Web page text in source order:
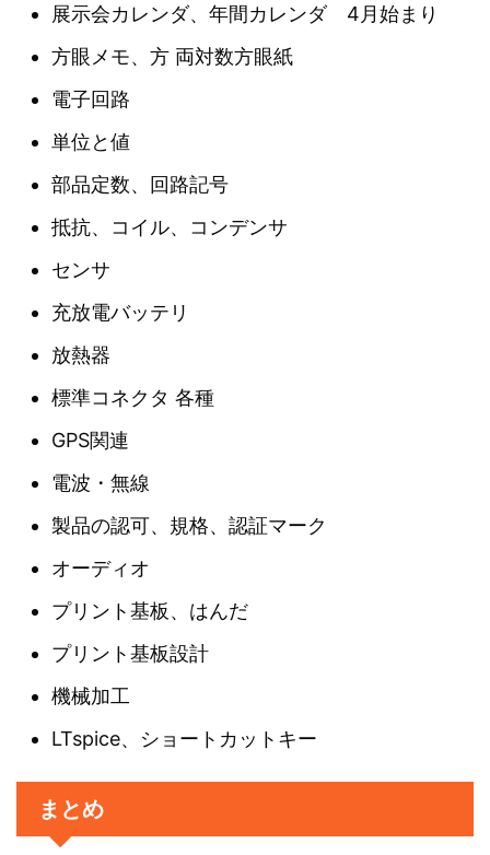
展示会カレンダ、年間カレンダ 4月始まり
方眼メモ、方 両対数方眼紙
電子回路
単位と値
部品定数、回路記号
抵抗、コイル、コンデンサ
センサ
充放電バッテリ
放熱器
標準コネクタ 各種
GPS関連
電波・無線
製品の認可、規格、認証マーク
オーディオ
プリント基板、はんだ
プリント基板設計
機械加工
LTspice、ショートカットキー
まとめ